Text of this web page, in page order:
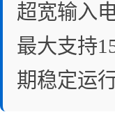
超宽输入
最大支持
期稳定运行